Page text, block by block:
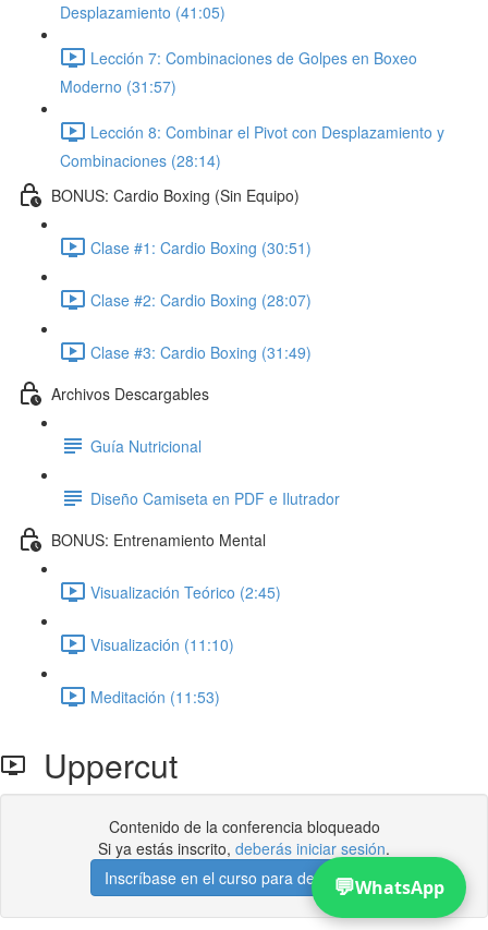
Desplazamiento (41:05)
Lección 7: Combinaciones de Golpes en Boxeo
Moderno (31:57)
Lección 8: Combinar el Pivot con Desplazamiento y
Combinaciones (28:14)
BONUS: Cardio Boxing (Sin Equipo)
Clase #1: Cardio Boxing (30:51)
Clase #2: Cardio Boxing (28:07)
Clase #3: Cardio Boxing (31:49)
Archivos Descargables
Guía Nutricional
Diseño Camiseta en PDF e Ilutrador
BONUS: Entrenamiento Mental
Visualización Teórico (2:45)
Visualización (11:10)
Meditación (11:53)
Uppercut
Contenido de la conferencia bloqueado
Si ya estás inscrito, deberás iniciar sesión.
Inscríbase en el curso para desbloquear
💬WhatsApp